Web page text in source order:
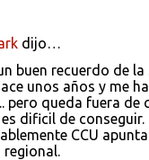
dijo…
buen recuerdo de la
unos años y me
pero queda fuera de
dificil de conseguir.
CCU
regional.